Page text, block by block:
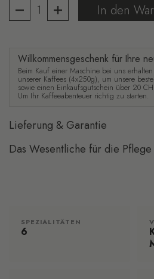
In den
Willkommensgeschenk für Ihre
Beim Kauf einer Maschine bei uns
unserer Kaffees (4x250g), um unsere
sowie einen Einkaufsgutschein über 20
Um Ihr Kaffeeabenteuer richtig zu starten.
Lieferung & Garantie
Das Wesentliche für die
SPEZIALITÄTEN
6